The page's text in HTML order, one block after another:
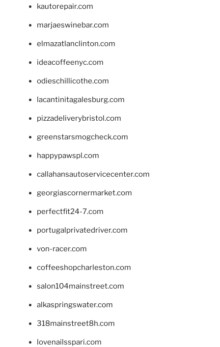
kautorepair.com
marjaeswinebar.com
elmazatlanclinton.com
ideacoffeenyc.com
odieschillicothe.com
lacantinitagalesburg.com
pizzadeliverybristol.com
greenstarsmogcheck.com
happypawspl.com
callahansautoservicecenter.com
georgiascornermarket.com
perfectfit24-7.com
portugalprivatedriver.com
von-racer.com
coffeeshopcharleston.com
salon104mainstreet.com
alkaspringswater.com
318mainstreet8h.com
lovenailsspari.com